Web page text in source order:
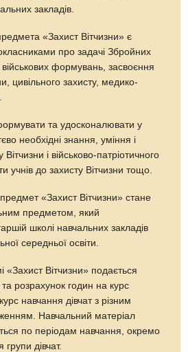
закладів.
«Захист Вітчизни» є
про задачі Збройних
формувань, засвоєння
цивільного захисту, медико-
та удосконалювати у
необхідні знання, уміння і
і військово-патріотичного
учнів до захисту Вітчизни тощо.
«Захист Вітчизни» стане
предметом, який
школі навчальних закладів
середньої освіти.
«Захист Вітчизни» подається
та розрахунок годин на курс
навчання дівчат з різним
Навчальний матеріал
по періодам навчання, окремо
групи дівчат.